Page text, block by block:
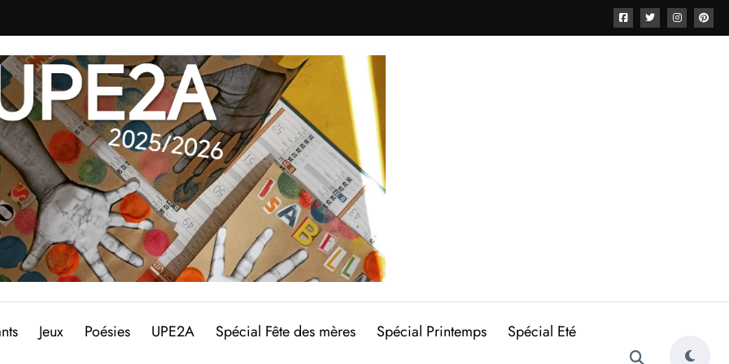
Jeux Poésies UPE2A Spécial Fête des mères Spécial Printemps Spécial Eté